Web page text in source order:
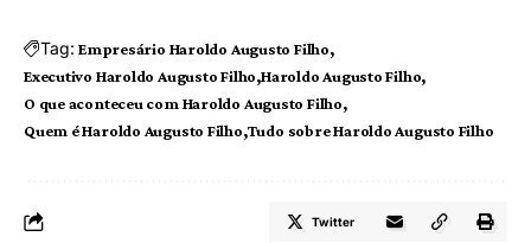
Tag: Empresário Haroldo Augusto Filho
Executivo Haroldo Augusto Filho Haroldo Augusto Filho
O que aconteceu com Haroldo Augusto Filho
Quem é Haroldo Augusto Filho Tudo sobre Haroldo Augusto Filho
Twitter